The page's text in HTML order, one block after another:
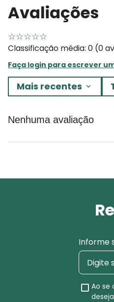
Avaliações
☆☆☆☆☆
Classificação média: 0 (0
Faça login para escrever
Mais recentes
Nenhuma avaliação
Informe
Ao se